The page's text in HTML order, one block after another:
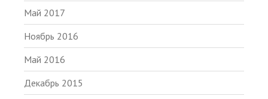
Май 2017
Ноябрь 2016
Май 2016
Декабрь 2015